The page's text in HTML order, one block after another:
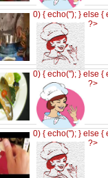
0) { echo(''); } else {
?>
0) { echo(''); } else {
?>
0) { echo(''); } else {
?>